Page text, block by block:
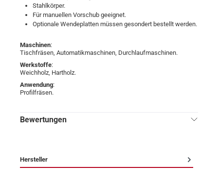
Stahlkörper.
Für manuellen Vorschub geeignet.
Optionale Wendeplatten müssen gesondert bestellt werden.
Maschinen:
Tischfräsen, Automatikmaschinen, Durchlaufmaschinen.
Werkstoffe:
Weichholz, Hartholz.
Anwendung:
Profilfräsen.
Bewertungen
Hersteller